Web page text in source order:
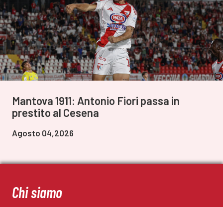
Mantova 1911: Antonio Fiori passa in
prestito al Cesena
Agosto 04,2026
Chi siamo